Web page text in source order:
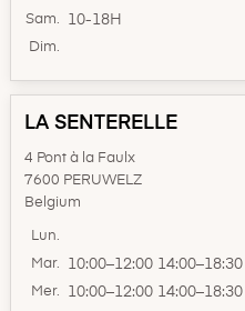
Sam. 10-18H
Dim.
LA SENTERELLE
4 Pont à la Faulx
7600 PERUWELZ
Belgium
Lun.
Mar.
10:00–12:00 14:00–18:30
Mer. 10:00–12:00 14:00–18:30